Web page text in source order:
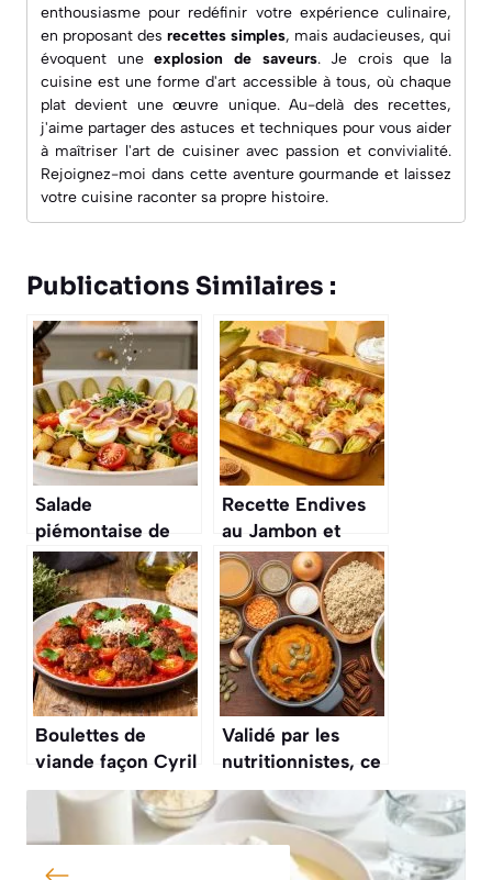
enthousiasme pour redéfinir votre expérience culinaire,
en proposant des recettes simples, mais audacieuses, qui
évoquent uneexplosion de saveurs. Je crois que la
cuisine est une forme d'art accessible à tous, où chaque
plat devient une œuvre unique. Au-delà des recettes,
j'aime partager des astuces et techniques pour vous aider
à maîtriser l'art de cuisiner avec passion et convivialité.
Rejoignez-moi dans cette aventure gourmande et laissez
votre cuisine raconter sa propre histoire.
Publications Similaires :
Salade
piémontaise de
Cyril Lignac :
recette
savoureuse et
facile
Recette Endives
au Jambon et
Maroilles par Cyril
Lignac
Boulettes de
viande façon Cyril
Lignac : recette
savoureuse et
facile
Validé par les
nutritionnistes, ce
« one-pot
quinoa » aux
légumes
d’automne est le